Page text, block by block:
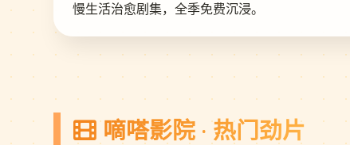
慢生活治愈剧集，全季免费沉浸。
嘀嗒影院 · 热门劲片